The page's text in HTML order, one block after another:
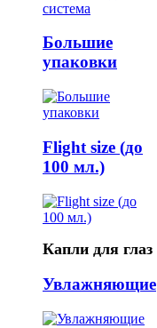
Большие
упаковки
Flight size (до
100 мл.)
Капли для глаз
Увлажняющие